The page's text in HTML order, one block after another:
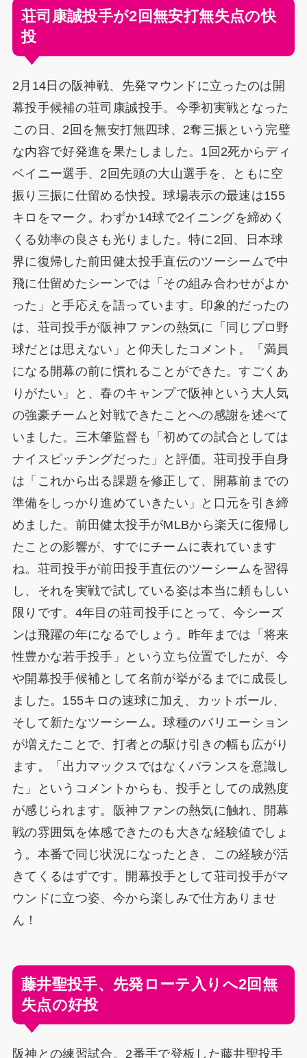
荘司康誠投手が2回無安打無失点の快
投
2月14日の阪神戦、先発マウンドに立ったのは開
幕投手候補の荘司康誠投手。今季初実戦となった
この日、2回を無安打無四球、2奪三振という完璧
な内容で好発進を果たしました。1回2死からディ
ベイニー選手、2回先頭の大山選手を、ともに空
振り三振に仕留める快投。球場表示の最速は155
キロをマーク。わずか14球で2イニングを締めく
くる効率の良さも光りました。特に2回、日本球
界に復帰した前田健太投手直伝のツーシームで中
飛に仕留めたシーンでは「その組み合わせがよか
った」と手応えを語っています。印象的だったの
は、荘司投手が阪神ファンの熱気に「同じプロ野
球だとは思えない」と仰天したコメント。「満員
になる開幕の前に慣れることができた。すごくあ
りがたい」と、春のキャンプで阪神という大人気
の強豪チームと対戦できたことへの感謝を述べて
いました。三木肇監督も「初めての試合としては
ナイスピッチングだった」と評価。荘司投手自身
は「これから出る課題を修正して、開幕前までの
準備をしっかり進めていきたい」と口元を引き締
めました。前田健太投手がMLBから楽天に復帰し
たことの影響が、すでにチームに表れています
ね。荘司投手が前田投手直伝のツーシームを習得
し、それを実戦で試している姿は本当に頼もしい
限りです。4年目の荘司投手にとって、今シーズ
ンは飛躍の年になるでしょう。昨年までは「将来
性豊かな若手投手」という立ち位置でしたが、今
や開幕投手候補として名前が挙がるまでに成長し
ました。155キロの速球に加え、カットボール、
そして新たなツーシーム。球種のバリエーション
が増えたことで、打者との駆け引きの幅も広がり
ます。「出力マックスではなくバランスを意識し
た」というコメントからも、投手としての成熟度
が感じられます。阪神ファンの熱気に触れ、開幕
戦の雰囲気を体感できたのも大きな経験値でしょ
う。本番で同じ状況になったとき、この経験が活
きてくるはずです。開幕投手として荘司投手がマ
ウンドに立つ姿、今から楽しみで仕方ありませ
ん！
藤井聖投手、先発ローテ入りへ2回無
失点の好投
阪神との練習試合。2番手で登板した藤井聖投手